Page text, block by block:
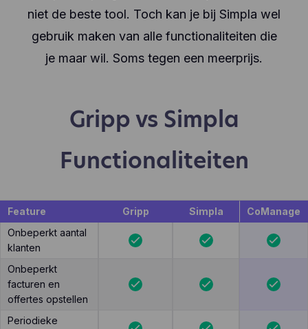
niet de beste tool. Toch kan je bij Simpla wel
gebruik maken van alle functionaliteiten die
je maar wil. Soms tegen een meerprijs.
Gripp vs Simpla
Functionaliteiten
Feature Gripp Simpla
CoManage
Onbeperkt aantal
klanten
Onbeperkt
facturen en
offertes opstellen
Periodieke